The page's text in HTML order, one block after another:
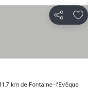
Partilhar
km de Fontaine-l'Evêque